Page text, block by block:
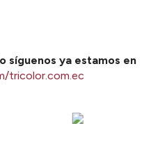
síguenos ya estamos en
tricolor.com.ec